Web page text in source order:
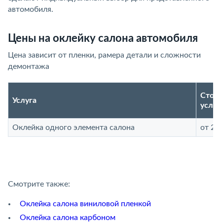
автомобиля.
Цены на оклейку салона автомобиля
Цена зависит от пленки, рамера детали и сложности
демонтажа
Услуга
Оклейка одного элемента салона от
Смотрите также:
Оклейка салона виниловой пленкой
Оклейка салона карбоном